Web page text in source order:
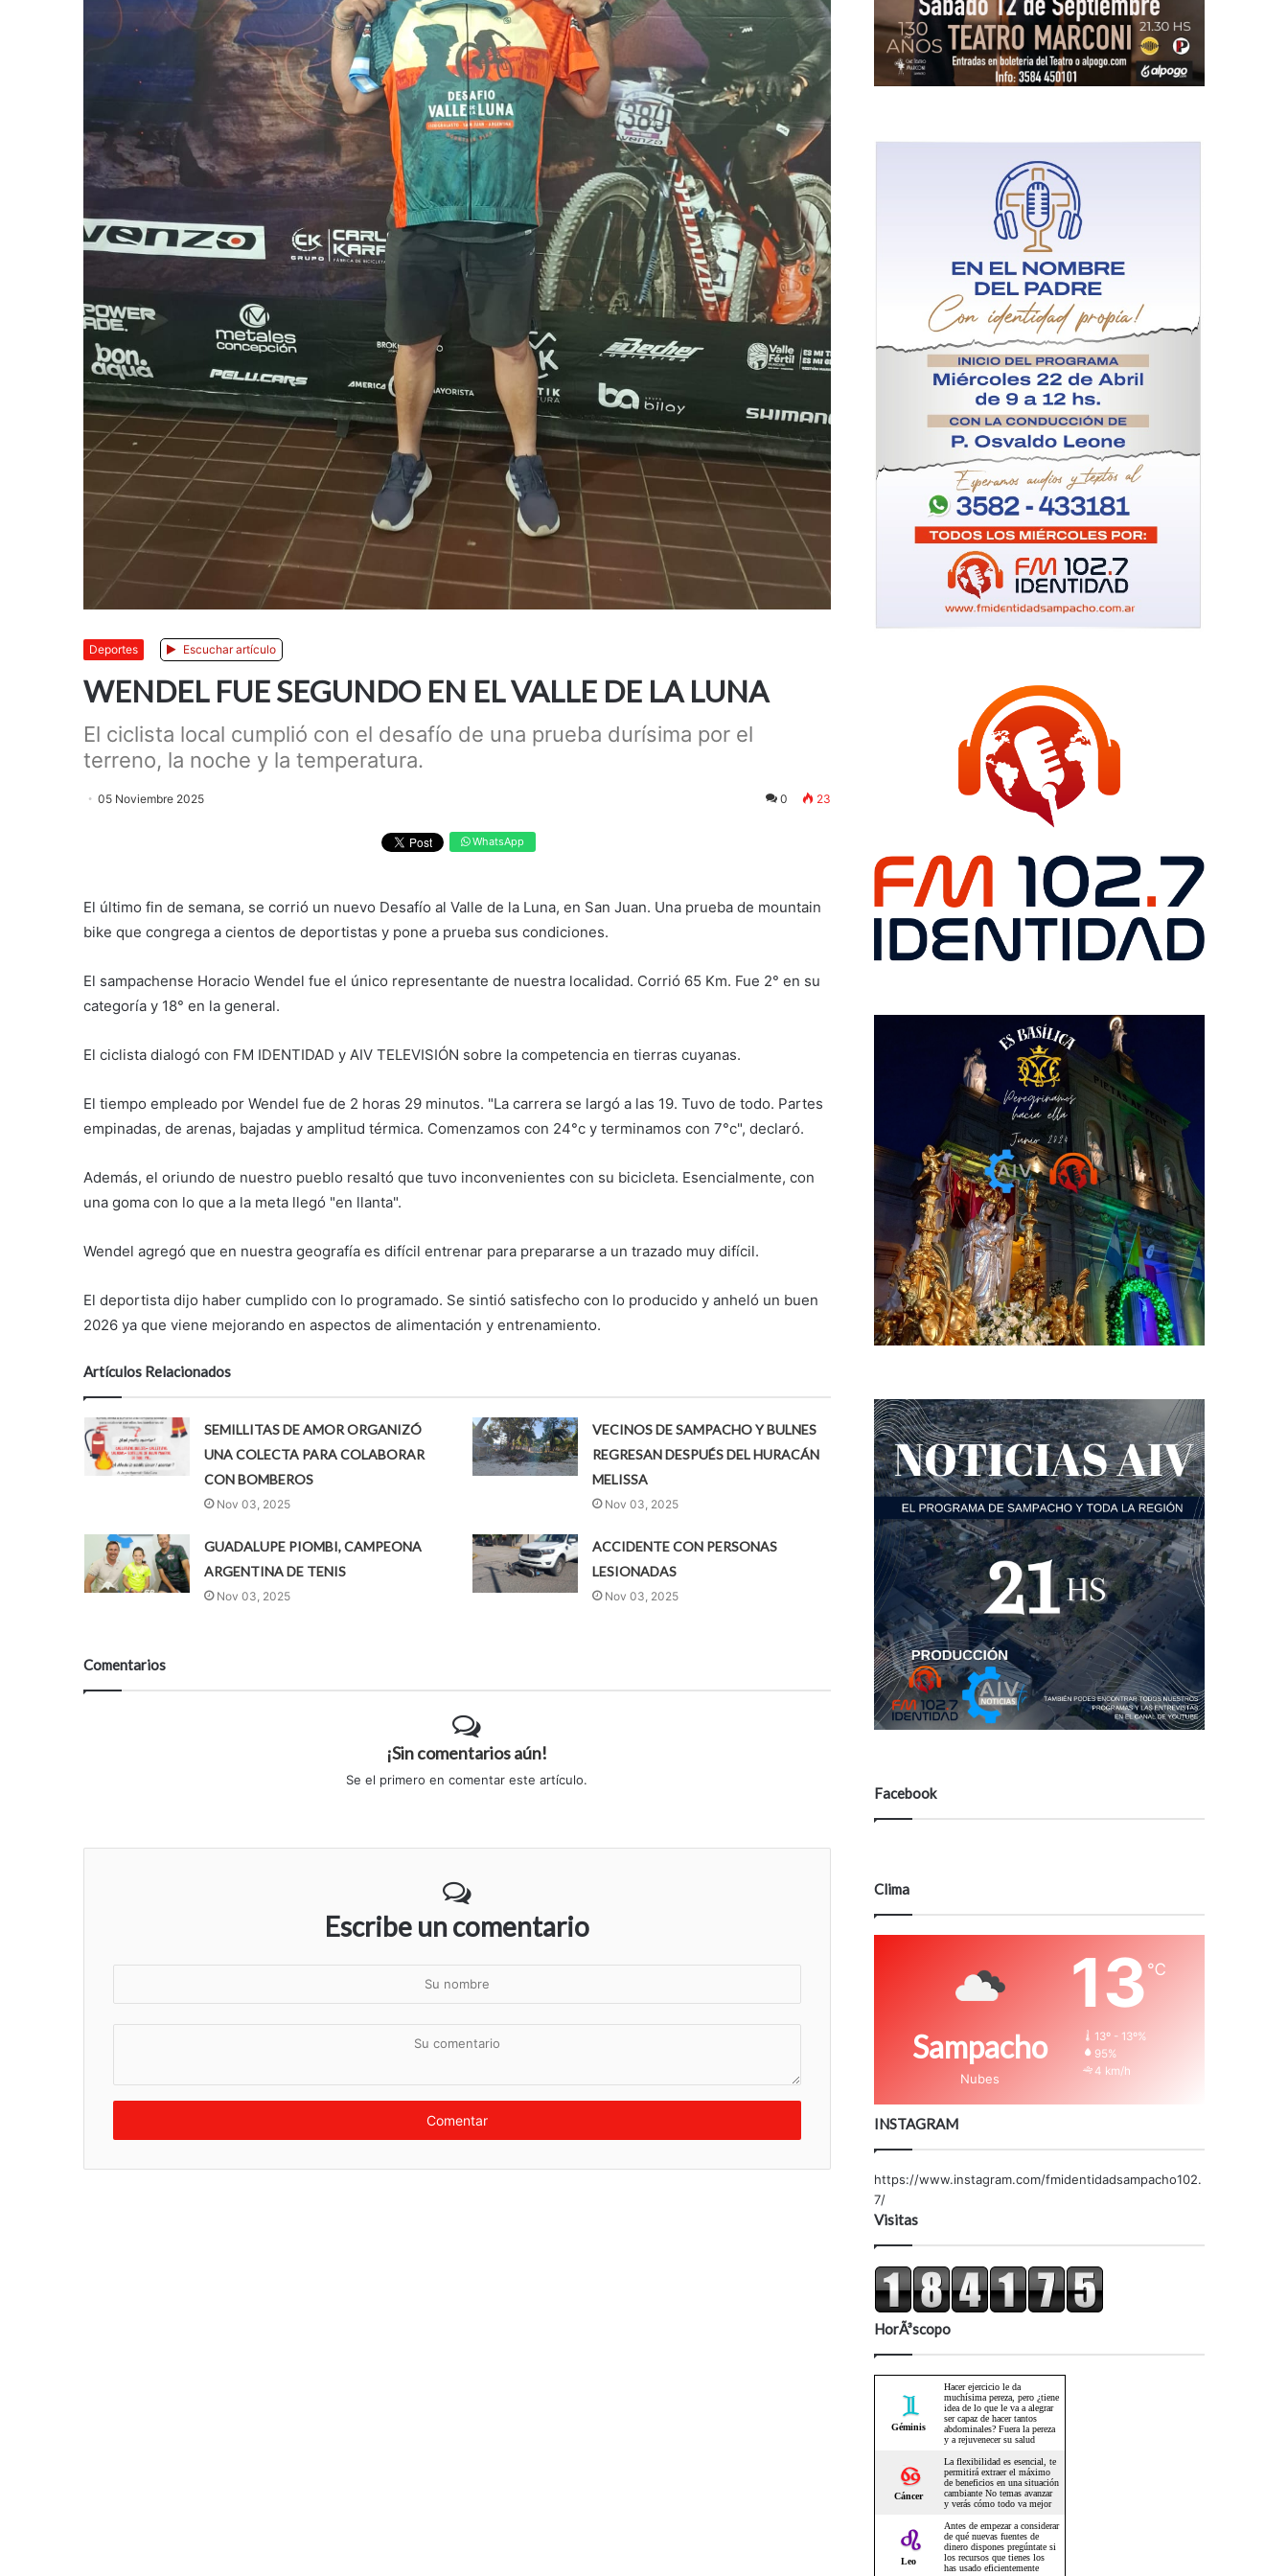
Deportes Escuchar artículo
WENDEL FUE SEGUNDO EN EL VALLE DE LA LUNA
El ciclista local cumplió con el desafío de una prueba durísima por el
terreno, la noche y la temperatura.
05 Noviembre 2025 0 23
WhatsApp
El último fin de semana, se corrió un nuevo Desafío al Valle de la Luna, en San Juan. Una prueba de mountain
bike que congrega a cientos de deportistas y pone a prueba sus condiciones.
El sampachense Horacio Wendel fue el único representante de nuestra localidad. Corrió 65 Km. Fue 2° en su
categoría y 18° en la general.
El ciclista dialogó con FM IDENTIDAD y AIV TELEVISIÓN sobre la competencia en tierras cuyanas.
El tiempo empleado por Wendel fue de 2 horas 29 minutos. "La carrera se largó a las 19. Tuvo de todo. Partes
empinadas, de arenas, bajadas y amplitud térmica. Comenzamos con 24°c y terminamos con 7°c", declaró.
Además, el oriundo de nuestro pueblo resaltó que tuvo inconvenientes con su bicicleta. Esencialmente, con
una goma con lo que a la meta llegó "en llanta".
Wendel agregó que en nuestra geografía es difícil entrenar para prepararse a un trazado muy difícil.
El deportista dijo haber cumplido con lo programado. Se sintió satisfecho con lo producido y anheló un buen
2026 ya que viene mejorando en aspectos de alimentación y entrenamiento.
Artículos Relacionados
SEMILLITAS DE AMOR ORGANIZÓ
UNA COLECTA PARA COLABORAR
CON BOMBEROS
Nov 03, 2025
VECINOS DE SAMPACHO Y BULNES
REGRESAN DESPUÉS DEL HURACÁN
MELISSA
Nov 03, 2025
GUADALUPE PIOMBI, CAMPEONA
ARGENTINA DE TENIS
Nov 03, 2025
ACCIDENTE CON PERSONAS
LESIONADAS
Nov 03, 2025
Comentarios
¡Sin comentarios aún!
Se el primero en comentar este artículo.
Escribe un comentario
t
Facebook
Clima
Sampacho
Nubes
13℃
13º - 13º%
95%
4 km/h
INSTAGRAM
https://www.instagram.com/fmidentidadsampacho102.
7/
Visitas
HorÃ³scopo